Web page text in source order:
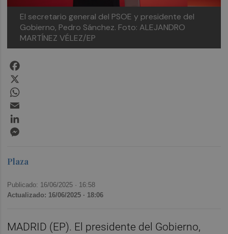
El secretario general del PSOE y presidente del
Gobierno, Pedro Sánchez. Foto: ALEJANDRO
MARTÍNEZ VÉLEZ/EP
Plaza
Publicado: 16/06/2025 · 16:58
Actualizado: 16/06/2025 · 18:06
MADRID (EP). El presidente del Gobierno,